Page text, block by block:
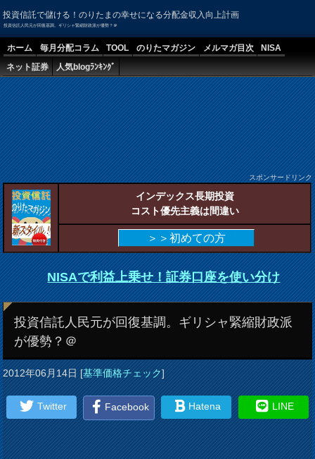
投資信託で儲ける！のりたまの幸せになる分配金収入向上計画
投資信託人民元が回復基調。ギリシャ緊縮財政派が優勢？＠
ホーム 毎月分配コラム TOOL のりたマガジン メルマガ目次
NISA
ネット証券
人気blogﾗﾝｷﾝｸﾞ
スポンサードリンク
インデックス長期投資
コスト優先主義は間違い
＞＞初めての方
NISAで利益上乗せ！証券口座を使い分け
投資信託人民元が回復基調。ギリシャ緊縮財政派
が優勢？＠
2012年06月14日[基準価格チェック]
Twitter Facebook Hatena LINE